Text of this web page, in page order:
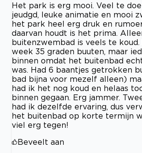
Het park is erg mooi. Veel te
jeudgd, leuke animatie en mooi
het park heel erg druk en
daarvan houdt is het prima.
buitenzwembad is veels te koud.
week 35 graden buuten, maar
binnen omdat het buitenbad
was. Had 6 baantjes getrokken
bad bijna voor mezelf alleen)
had ik het nog koud en helaas
binnen gegaan. Erg jammer.
had ik dezelfde ervaring, dus
het buitenbad op korte termijn
viel erg tegen!
Beveelt aan